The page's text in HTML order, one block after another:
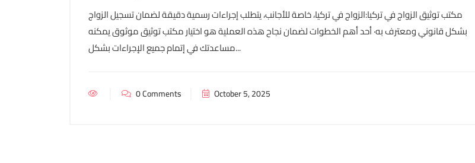
مكتب توثيق الزواج في تركيا:الزواج في تركيا، خاصة للأجانب، يتطلب إجراءات رسمية دقيقة لضمان تسجيل الزواج
بشكل قانوني ومعترف به· أحد أهم الخطوات لضمان نجاح هذه العملية هو اختيار مكتب توثيق موثوق يمكنه
مساعدتك في إتمام جميع الإجراءات بشكل...
0 Comments October 5, 2025